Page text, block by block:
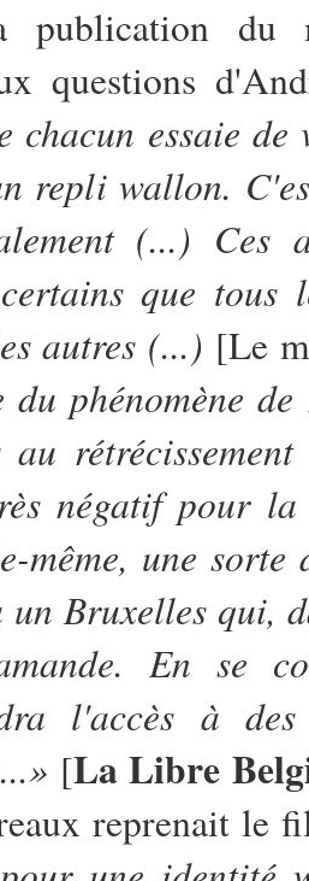
publication du
questions
chacun essaie
repli wallon.
(...)
que tous
autres (...) [Le
du phénomène
au
négatif pour
même, une
Bruxelles qui,
En se
l'accès à
[La Libre
reprenait le